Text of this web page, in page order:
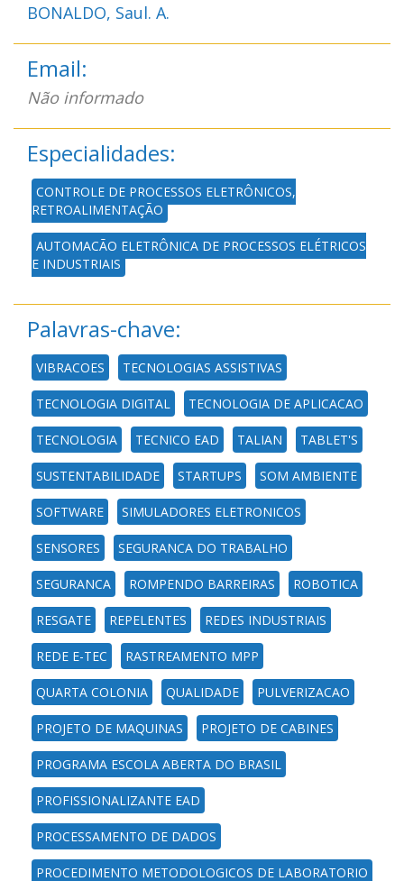
BONALDO, Saul. A.
Email:
Não informado
Especialidades:
CONTROLE DE PROCESSOS ELETRÔNICOS,
RETROALIMENTAÇÃO
AUTOMAÇÃO ELETRÔNICA DE PROCESSOS ELÉTRICOS
E INDUSTRIAIS
Palavras-chave:
VIBRACOES TECNOLOGIAS ASSISTIVAS
TECNOLOGIA DIGITAL TECNOLOGIA DE APLICACAO
TECNOLOGIA TECNICO EAD TALIAN TABLET'S
SUSTENTABILIDADE STARTUPS SOM AMBIENTE
SOFTWARE SIMULADORES ELETRONICOS
SENSORES SEGURANCA DO TRABALHO
SEGURANCA ROMPENDO BARREIRAS ROBOTICA
RESGATE REPELENTES REDES INDUSTRIAIS
REDE E-TEC RASTREAMENTO MPP
QUARTA COLONIA QUALIDADE PULVERIZACAO
PROJETO DE MAQUINAS PROJETO DE CABINES
PROGRAMA ESCOLA ABERTA DO BRASIL
PROFISSIONALIZANTE EAD
PROCESSAMENTO DE DADOS
PROCEDIMENTO METODOLOGICOS DE LABORATORIO